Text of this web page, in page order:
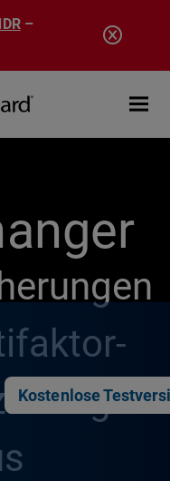
–
Open
Kostenlose